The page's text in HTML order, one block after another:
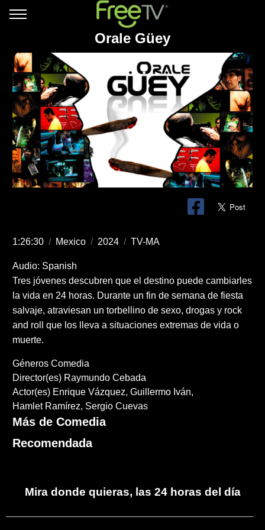
Orale Güey
1:26:30 / Mexico / 2024 / TV-MA
Audio: Spanish
Tres jóvenes descubren que el destino puede cambiarles
la vida en 24 horas. Durante un fin de semana de fiesta
salvaje, atraviesan un torbellino de sexo, drogas y rock
and roll que los lleva a situaciones extremas de vida o
muerte.
Géneros Comedia
Director(es) Raymundo Cebada
Actor(es) Enrique Vázquez Guillermo Iván
Hamlet Ramírez Sergio Cuevas
Más de Comedia
Recomendada
Mira donde quieras, las 24 horas del día